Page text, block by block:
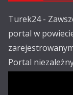
Turek24 -
portal w
Portal